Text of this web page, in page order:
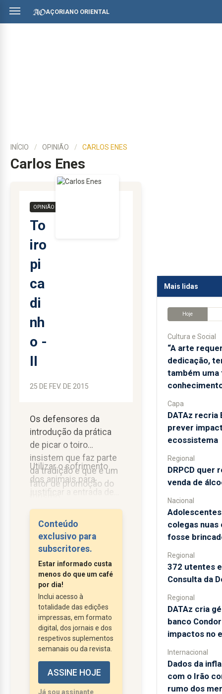
AÇORIANO ORIENTAL
INÍCIO OPINIÃO CARLOS ENES
Carlos Enes
OPINIÃO
To
iro
pi
ca
di
nh
o -
II
25 DE FEV. DE 2015
Os defensores da
introdução da prática
de picar o toiro
insistem que faz parte
da tradição e que é um
fator de promoção do
Utilizar o sofrimento
dos animais para
me parece o caminho
mais correto, mas a
afirmação revela um
completo do perfil...
Conteúdo
exclusivo para
subscritores.
Estar informado custa
menos do que um café
por dia!
Inclui acesso à
totalidade das edições
impressas, em formato
digital, dos jornais e dos
respetivos suplementos
semanais ou da revista.
ASSINE HOJE
Já sou assinante
Mais lidas
Hoje
Cultura e Social
“A arte
dedicação,
também uma
Capa
DATAz recria
prever
ecossistema
Regional
DRPCD quer
venda de
Nacional
colegas nuas
fosse
Regional
372 utentes
Consulta da
Regional
DATAz cria
banco
impactos no
Internacional
Dados da
com o Irão
rumo dos